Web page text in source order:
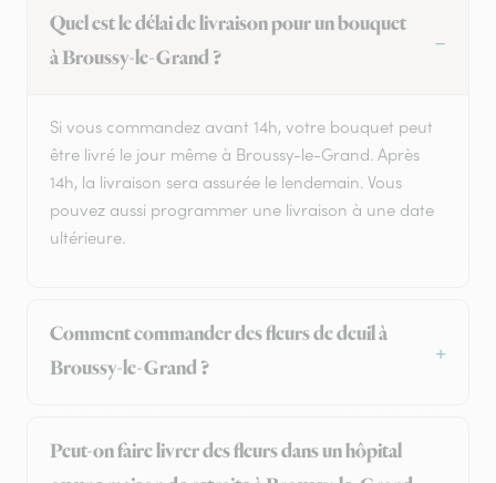
Quel est le délai de livraison pour un bouquet
à Broussy-le-Grand ?
Si vous commandez avant 14h, votre bouquet peut
être livré le jour même à Broussy-le-Grand. Après
14h, la livraison sera assurée le lendemain. Vous
pouvez aussi programmer une livraison à une date
ultérieure.
Comment commander des fleurs de deuil à
Broussy-le-Grand ?
Peut-on faire livrer des fleurs dans un hôpital